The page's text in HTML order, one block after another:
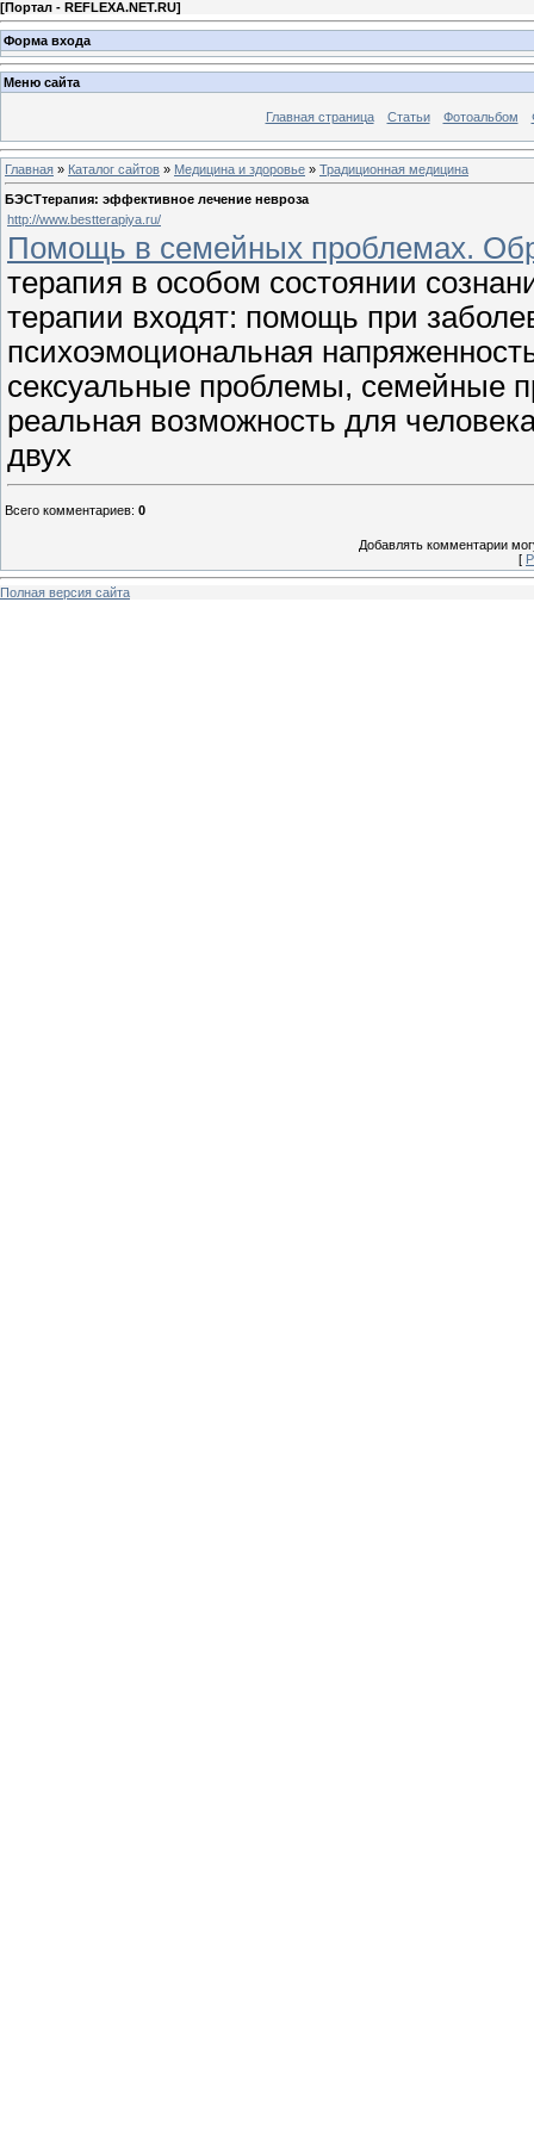
[Портал - REFLEXA.NET.RU]
Форма входа
Меню сайта
Главная страница Статьи Фотоальбом
Главная » Каталог сайтов » Медицина и здоровье » Традиционная медицина
БЭСТтерапия: эффективное лечение невроза
http://www.bestterapiya.ru/
Помощь в семейных проблемах.
терапия в особом состоянии
терапии входят: помощь при
психоэмоциональная
сексуальные проблемы, семейные
реальная возможность для
двух
Всего комментариев: 0
Добавлять комментарии
[
Полная версия сайта